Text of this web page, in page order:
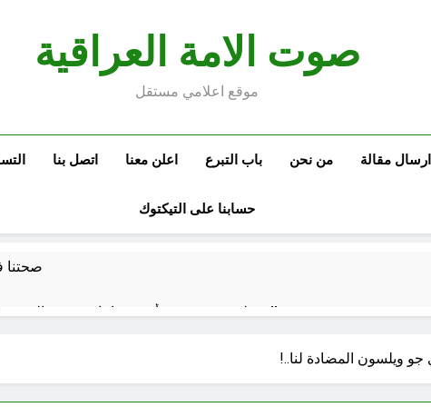
صوت الامة العراقية
موقع اعلامي مستقل
ارسال مقالة من نحن باب التبرع اعلن معنا اتصل بنا
حسابنا على التيكتوك
صحتنا
سطور حقيقية … وأخرى فانتازية سوريالية في الحقبة الديستوبية مع مؤسساتنا الصحية !!
من راسمالية الدولة الى راسمالية
جو ويلسون المضادة لنا..!